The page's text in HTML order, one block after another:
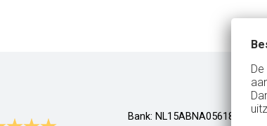
Bank: NL15ABNA0561810710